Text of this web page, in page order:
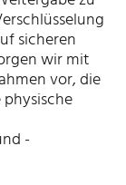
sicheren
wir mit
vor, die
-